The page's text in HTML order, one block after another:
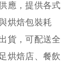
應，提供各式
烘焙包裝耗
貨，可配送全
烘焙店、餐飲